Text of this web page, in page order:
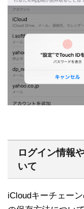
ログイン情報
いて
iCloudキーチェー